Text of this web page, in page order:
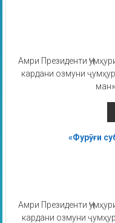
Амри Президенти
кардани озмуни
«Фурӯғи
Амри Президенти
кардани озмуни